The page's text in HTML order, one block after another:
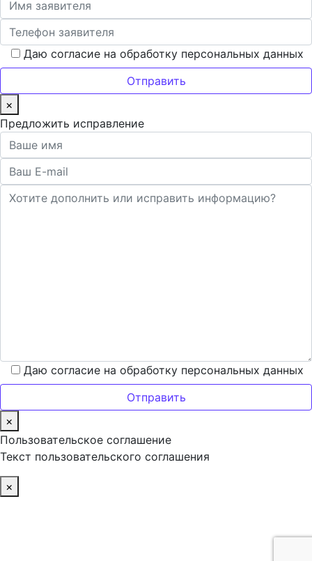
Даю согласие на обработку персональных данных
×
Предложить исправление
Даю согласие на обработку персональных данных
×
Пользовательское соглашение
Текст пользовательского соглашения
×